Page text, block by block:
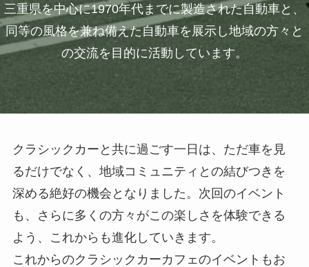
三重県を中心に1970年代までに製造された自動車と、
同等の風格を兼ね備えた自動車を展示し地域の方々と
の交流を目的に活動しています。
クラシックカーと共に過ごす一日は、ただ車を見
るだけでなく、地域コミュニティとの結びつきを
深める絶好の機会となりました。次回のイベント
も、さらに多くの方々がこの楽しさを体験できる
よう、これからも進化していきます。
これからのクラシックカーカフェのイベントもお